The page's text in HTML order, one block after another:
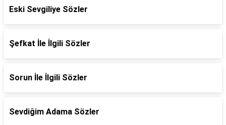
Eski Sevgiliye Sözler
Şefkat İle İlgili Sözler
Sorun İle İlgili Sözler
Sevdiğim Adama Sözler